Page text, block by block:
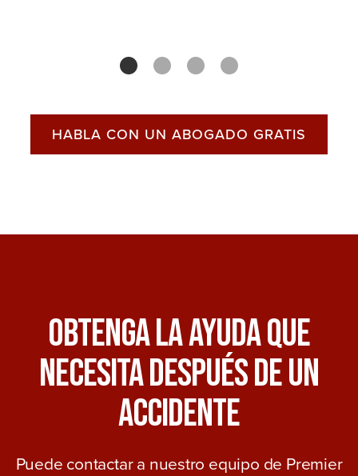
HABLA CON UN ABOGADO GRATIS
Obtenga La Ayuda Que
Necesita Después De Un
Accidente
Puede contactar a nuestro equipo de Premier